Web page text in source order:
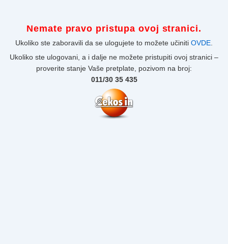
Nemate pravo pristupa ovoj stranici.
Ukoliko ste zaboravili da se ulogujete to možete učiniti OVDE
Ukoliko ste ulogovani, a i dalje ne možete pristupiti ovoj stranici –
proverite stanje Vaše pretplate, pozivom na broj:
011/30 35 435